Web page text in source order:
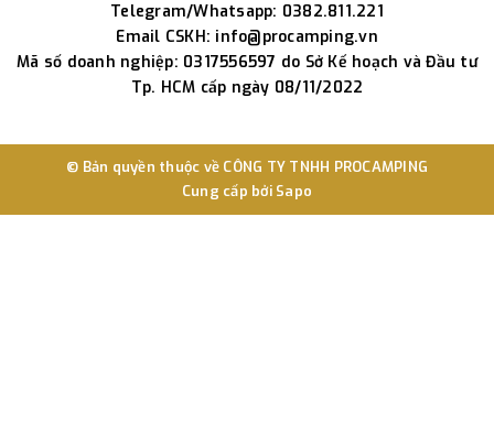
Telegram/Whatsapp: 0382.811.221
Email CSKH: info@procamping.vn
Mã số doanh nghiệp: 0317556597 do Sở Kế hoạch và Đầu tư
Tp. HCM cấp ngày 08/11/2022
© Bản quyền thuộc về CÔNG TY TNHH PROCAMPING
Cung cấp bởi Sapo